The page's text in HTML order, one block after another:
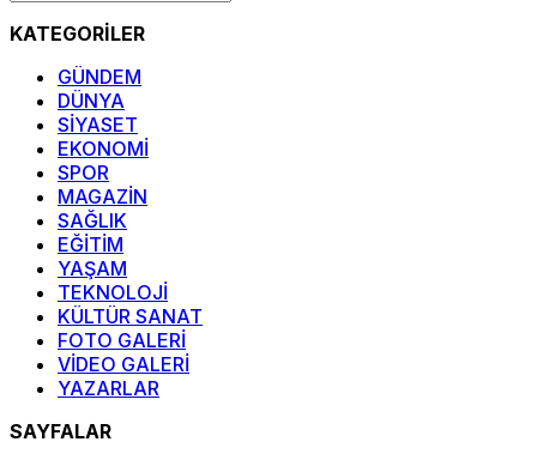
KATEGORİLER
GÜNDEM
DÜNYA
SİYASET
EKONOMİ
SPOR
MAGAZİN
SAĞLIK
EĞİTİM
YAŞAM
TEKNOLOJİ
KÜLTÜR SANAT
FOTO GALERİ
VİDEO GALERİ
YAZARLAR
SAYFALAR